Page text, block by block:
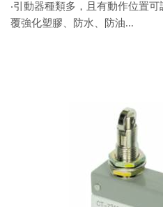
‧引動器種類多，且有動作位置
覆強化塑膠、防水、防油...